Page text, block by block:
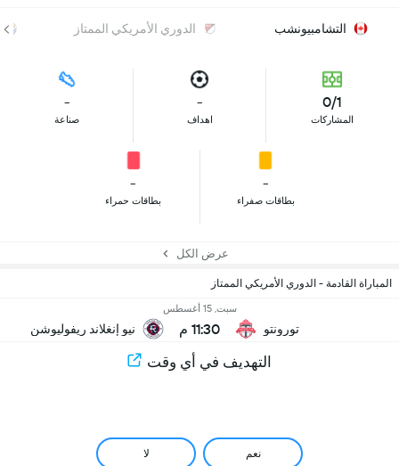
التشامبيونشب الدوري الأمريكي الممتاز
0/1
المشاركات
-
اهداف
-
صناعة
-
بطاقات صفراء
-
بطاقات حمراء
عرض الكل
المباراة القادمة - الدوري الأمريكي الممتاز
تورونتو
سبت, 15 أغسطس
11:30 م نيو إنغلاند ريفوليوشن
التهديف في أي وقت
نعم لا